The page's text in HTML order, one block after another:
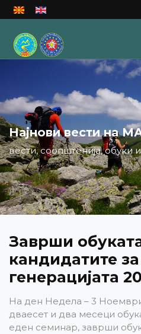
Изберете го вашиот јазик
Најнови вести на
вести, соопштенија, обуки
Заврши
кандидатите
генерацијата
На ден Недела – 3
дваесет и два месеци
еден семинар, заврши